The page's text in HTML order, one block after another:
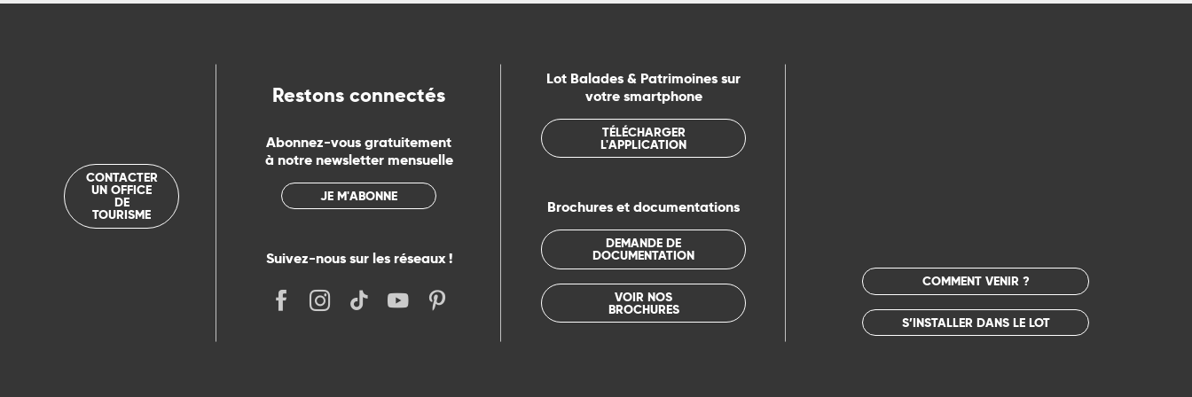
CONTACTER
UN OFFICE
DE
TOURISME
Restons connectés
Abonnez-vous gratuitement
à notre newsletter mensuelle
JE M'ABONNE
Suivez-nous sur les réseaux !
Lot Balades & Patrimoines sur
votre smartphone
TÉLÉCHARGER
L'APPLICATION
Brochures et documentations
DEMANDE DE
DOCUMENTATION
VOIR NOS
BROCHURES
COMMENT VENIR ?
S’INSTALLER DANS LE LOT